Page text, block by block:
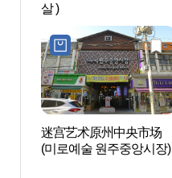
살 )
迷宫艺术原州中央市场
(미로예술 원주중앙시장)